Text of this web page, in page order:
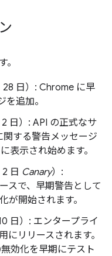
日）: Chrome に早
追加。
日）: API の正式なサ
する警告メッセージ
表示され始めます。
日 Canary）:
スで、早期警告として
が開始されます。
日）: エンタープライ
にリリースされます。
効化を早期にテスト